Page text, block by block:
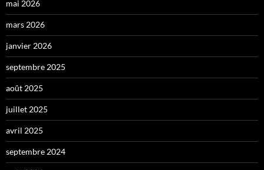
mai 2026
mars 2026
janvier 2026
septembre 2025
août 2025
juillet 2025
avril 2025
septembre 2024